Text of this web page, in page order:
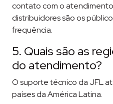
contato com o
distribuidores são os
frequência.
5. Quais são as
do atendimento?
O suporte técnico da JFL
países da América Latina.